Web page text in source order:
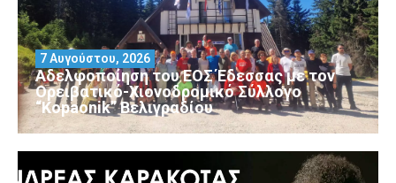
Αδελφοποίηση του ΕΟΣ Έδεσσας με τον
Ορειβατικό-Χιονοδρομικό Σύλλογο
“Kopaonik” Βελιγραδίου
7 Αυγούστου, 2026